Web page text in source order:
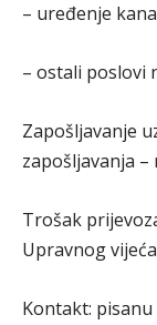
– uređenje
– ostali poslovi
Zapošljavanje
zapošljavanja –
Trošak
Upravnog
Kontakt: